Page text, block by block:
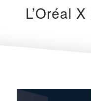
L’Oréal X